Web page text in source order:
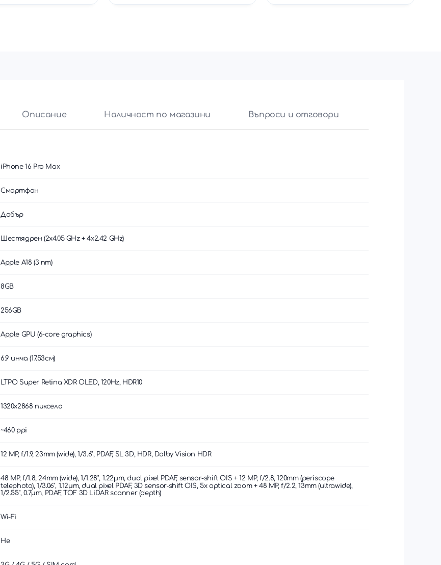
Описание Наличност по магазини Въпроси и отговори
iPhone 16 Pro Max
Смартфон
Добър
Шестядрен (2x4.05 GHz + 4x2.42 GHz)
Apple A18 (3 nm)
8GB
256GB
Apple GPU (6-core graphics)
6.9 инча (17.53см)
LTPO Super Retina XDR OLED, 120Hz, HDR10
1320x2868 пиксела
~460 ppi
12 MP, f/1.9, 23mm (wide), 1/3.6", PDAF, SL 3D, HDR, Dolby Vision HDR
48 MP, f/1.8, 24mm (wide), 1/1.28", 1.22µm, dual pixel PDAF, sensor-shift OIS + 12 MP, f/2.8, 120mm (periscope
telephoto), 1/3.06", 1.12µm, dual pixel PDAF, 3D sensor‑shift OIS, 5x optical zoom + 48 MP, f/2.2, 13mm (ultrawide),
1/2.55", 0.7µm, PDAF, TOF 3D LiDAR scanner (depth)
Wi-Fi
Не